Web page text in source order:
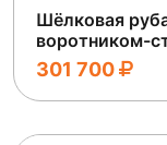
Шёлковая
воротником-
301 700